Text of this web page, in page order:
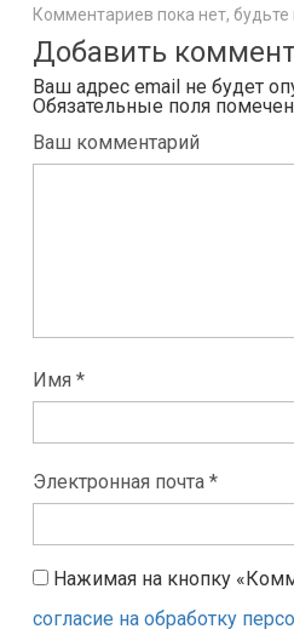
Комментариев пока нет, будьте
Добавить
Ваш адрес email не будет
Обязательные поля
Ваш комментарий
Имя *
Электронная почта *
Нажимая на кнопку
согласие на обработку